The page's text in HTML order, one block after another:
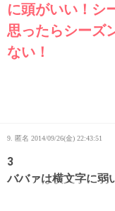
に頭がいい！シ
思ったらシーズ
ない！
9. 匿名 2014/09/26(金) 22:43:51
3
ババァは横文字に弱